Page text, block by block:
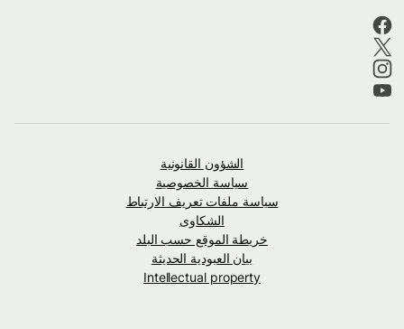
الشؤون القانونية
سياسة الخصوصية
سياسة ملفات تعريف الارتباط
الشكاوى
خريطة الموقع حسب البلد
بيان العبودية الحديثة
Intellectual property